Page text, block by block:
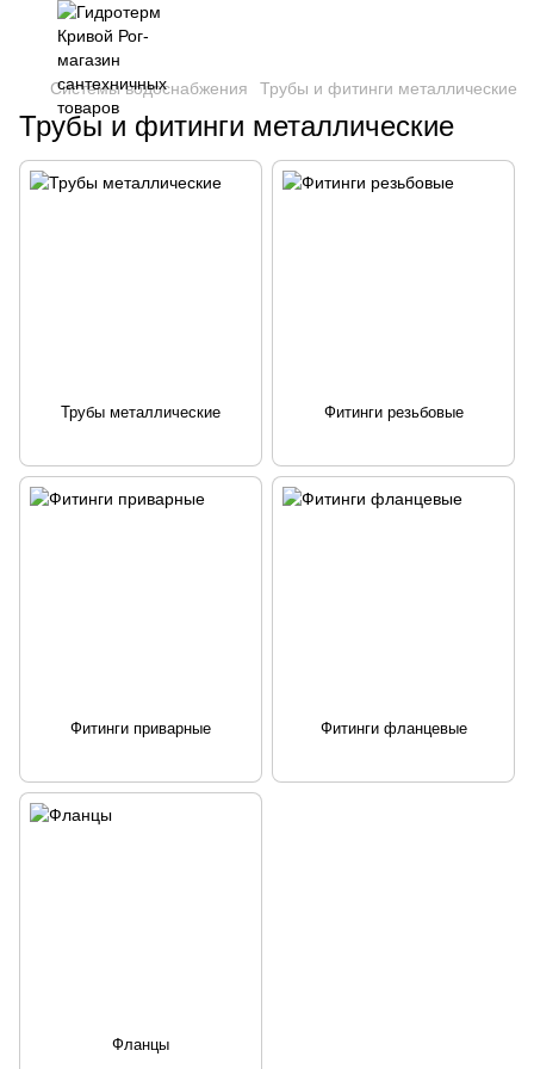
Системы водоснабжения Трубы и фитинги металлические
Трубы и фитинги металлические
Трубы металлические Фитинги резьбовые
Фитинги приварные Фитинги фланцевые
Фланцы